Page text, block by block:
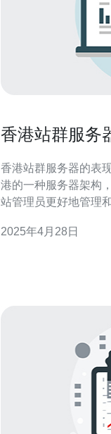
香港站群服务
香港站群服务器的表现如何？ 香港站群服
港的一种服务器架构
站管理员更好地管理
强的稳定性和更快的访问速度。 香港站
2025年4月28日